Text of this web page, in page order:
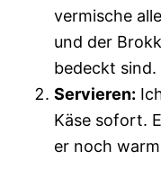
vermische
und der
bedeckt sind.
Servieren:
Käse sofort.
er noch